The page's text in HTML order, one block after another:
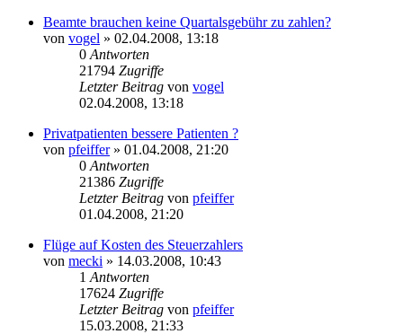
Beamte brauchen keine Quartalsgebühr zu zahlen?
von vogel » 02.04.2008, 13:18
0 Antworten
21794 Zugriffe
Letzter Beitrag von vogel
02.04.2008, 13:18
Privatpatienten bessere Patienten ?
von pfeiffer» 01.04.2008, 21:20
0 Antworten
21386 Zugriffe
Letzter Beitrag von pfeiffer
01.04.2008, 21:20
Flüge auf Kosten des Steuerzahlers
von mecki » 14.03.2008, 10:43
1 Antworten
17624 Zugriffe
Letzter Beitrag von pfeiffer
15.03.2008, 21:33